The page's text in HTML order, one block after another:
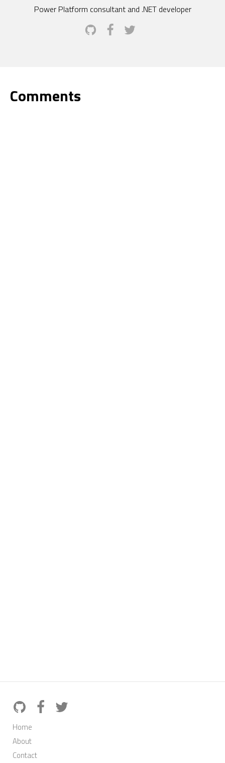
Power Platform consultant and .NET developer
Comments
Home
About
Contact